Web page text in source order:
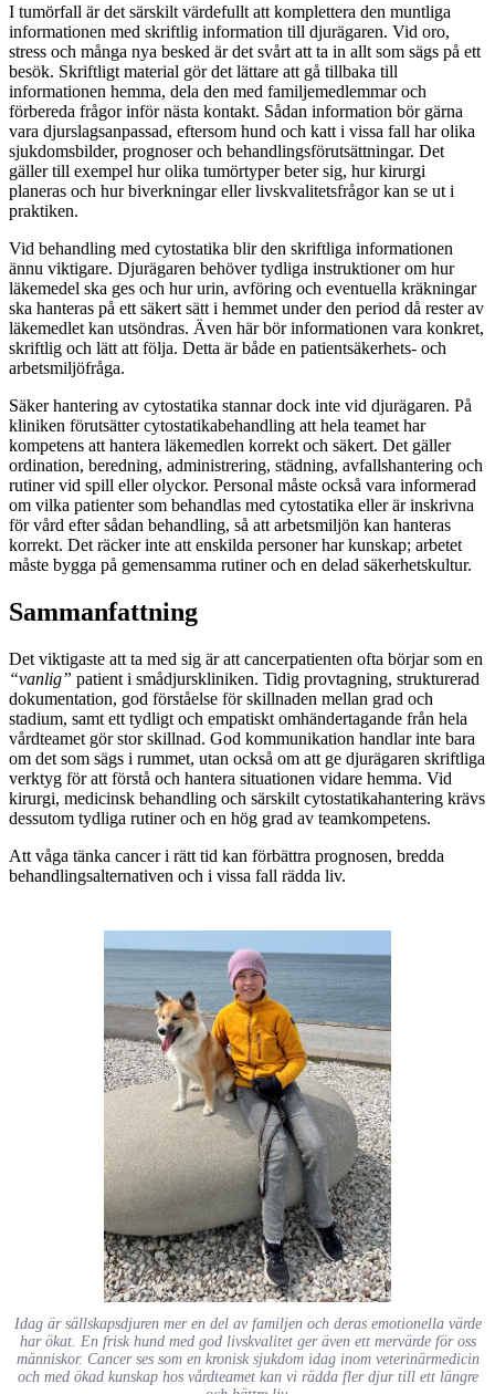
I tumörfall är det särskilt värdefullt att komplettera den muntliga
informationen med skriftlig information till djurägaren. Vid oro,
stress och många nya besked är det svårt att ta in allt som sägs på ett
besök. Skriftligt material gör det lättare att gå tillbaka till
informationen hemma, dela den med familjemedlemmar och
förbereda frågor inför nästa kontakt. Sådan information bör gärna
vara djurslagsanpassad, eftersom hund och katt i vissa fall har olika
sjukdomsbilder, prognoser och behandlingsförutsättningar. Det
gäller till exempel hur olika tumörtyper beter sig, hur kirurgi
planeras och hur biverkningar eller livskvalitetsfrågor kan se ut i
praktiken.
Vid behandling med cytostatika blir den skriftliga informationen
ännu viktigare. Djurägaren behöver tydliga instruktioner om hur
läkemedel ska ges och hur urin, avföring och eventuella kräkningar
ska hanteras på ett säkert sätt i hemmet under den period då rester av
läkemedlet kan utsöndras. Även här bör informationen vara konkret,
skriftlig och lätt att följa. Detta är både en patientsäkerhets- och
arbetsmiljöfråga.
Säker hantering av cytostatika stannar dock inte vid djurägaren. På
kliniken förutsätter cytostatikabehandling att hela teamet har
kompetens att hantera läkemedlen korrekt och säkert. Det gäller
ordination, beredning, administrering, städning, avfallshantering och
rutiner vid spill eller olyckor. Personal måste också vara informerad
om vilka patienter som behandlas med cytostatika eller är inskrivna
för vård efter sådan behandling, så att arbetsmiljön kan hanteras
korrekt. Det räcker inte att enskilda personer har kunskap; arbetet
måste bygga på gemensamma rutiner och en delad säkerhetskultur.
Sammanfattning
Det viktigaste att ta med sig är att cancerpatienten ofta börjar som en
“vanlig” patient i smådjurskliniken. Tidig provtagning, strukturerad
dokumentation, god förståelse för skillnaden mellan grad och
stadium, samt ett tydligt och empatiskt omhändertagande från hela
vårdteamet gör stor skillnad. God kommunikation handlar inte bara
om det som sägs i rummet, utan också om att ge djurägaren skriftliga
verktyg för att förstå och hantera situationen vidare hemma. Vid
kirurgi, medicinsk behandling och särskilt cytostatikahantering krävs
dessutom tydliga rutiner och en hög grad av teamkompetens.
Att våga tänka cancer i rätt tid kan förbättra prognosen, bredda
behandlingsalternativen och i vissa fall rädda liv.
Idag är sällskapsdjuren mer en del av familjen och deras emotionella värde
har ökat. En frisk hund med god livskvalitet ger även ett mervärde för oss
människor. Cancer ses som en kronisk sjukdom idag inom veterinärmedicin
och med ökad kunskap hos vårdteamet kan vi rädda fler djur till ett längre